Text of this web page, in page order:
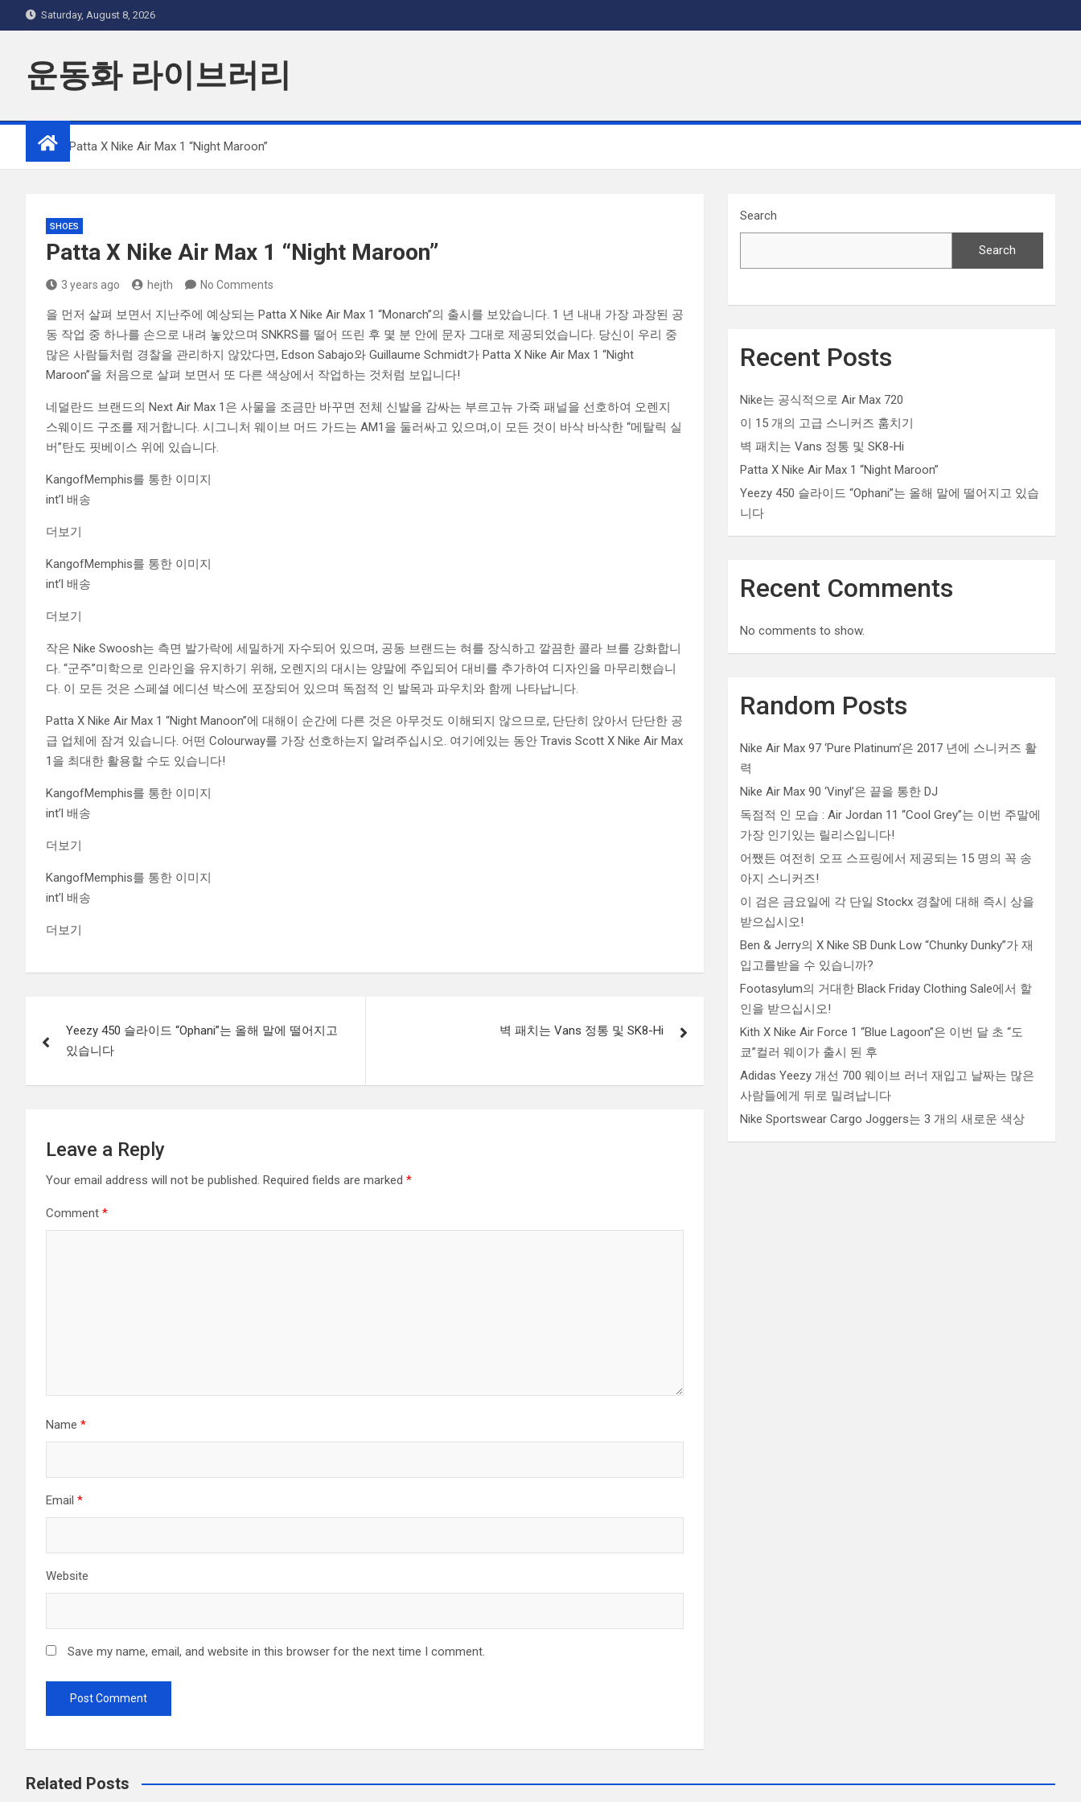
to
Saturday, August 8, 2026
운동화 라이브러리
Home Patta X Nike Air Max 1 “Night Maroon”
SHOES
Patta X Nike Air Max 1 “Night Maroon”
3 years ago hejth No Comments
을 먼저 살펴 보면서 지난주에 예상되는 Patta X Nike Air Max 1 “Monarch”의 출시를 보았습니다. 1 년 내내 가장 과장된 공
동 작업 중 하나를 손으로 내려 놓았으며 SNKRS를 떨어 뜨린 후 몇 분 안에 문자 그대로 제공되었습니다. 당신이 우리 중
많은 사람들처럼 경찰을 관리하지 않았다면, Edson Sabajo와 Guillaume Schmidt가 Patta X Nike Air Max 1 “Night
Maroon”을 처음으로 살펴 보면서 또 다른 색상에서 작업하는 것처럼 보입니다!
네덜란드 브랜드의 Next Air Max 1은 사물을 조금만 바꾸면 전체 신발을 감싸는 부르고뉴 가죽 패널을 선호하여 오렌지
스웨이드 구조를 제거합니다. 시그니처 웨이브 머드 가드는 AM1을 둘러싸고 있으며,이 모든 것이 바삭 바삭한 “메탈릭 실
버”탄도 핏베이스 위에 있습니다.
KangofMemphis를 통한 이미지
int’l 배송
더보기
KangofMemphis를 통한 이미지
int’l 배송
더보기
작은 Nike Swoosh는 측면 발가락에 세밀하게 자수되어 있으며, 공동 브랜드는 혀를 장식하고 깔끔한 콜라 브를 강화합니
다. “군주”미학으로 인라인을 유지하기 위해, 오렌지의 대시는 양말에 주입되어 대비를 추가하여 디자인을 마무리했습니
다. 이 모든 것은 스페셜 에디션 박스에 포장되어 있으며 독점적 인 발목과 파우치와 함께 나타납니다.
Patta X Nike Air Max 1 “Night Manoon”에 대해이 순간에 다른 것은 아무것도 이해되지 않으므로, 단단히 앉아서 단단한 공
급 업체에 잠겨 있습니다. 어떤 Colourway를 가장 선호하는지 알려주십시오. 여기에있는 동안 Travis Scott X Nike Air Max
1을 최대한 활용할 수도 있습니다!
KangofMemphis를 통한 이미지
int’l 배송
더보기
KangofMemphis를 통한 이미지
int’l 배송
더보기
navigation
Yeezy 450 슬라이드 “Ophani”는 올해 말에 떨어지고
있습니다
벽 패치는 Vans 정통 및 SK8-Hi
Leave a Reply
Your email address will not be published. Required fields are marked *
Comment *
Name *
Email *
Website
Save my name, email, and website in this browser for the next time I comment.
Search
Search
Recent Posts
Nike는 공식적으로 Air Max 720
이 15 개의 고급 스니커즈 훔치기
벽 패치는 Vans 정통 및 SK8-Hi
Patta X Nike Air Max 1 “Night Maroon”
Yeezy 450 슬라이드 “Ophani”는 올해 말에 떨어지고 있습
니다
Recent Comments
No comments to show.
Random Posts
Nike Air Max 97 ‘Pure Platinum’은 2017 년에 스니커즈 활
력
Nike Air Max 90 ‘Vinyl’은 끝을 통한 DJ
독점적 인 모습 : Air Jordan 11 “Cool Grey”는 이번 주말에
가장 인기있는 릴리스입니다!
어쨌든 여전히 오프 스프링에서 제공되는 15 명의 꼭 송
아지 스니커즈!
이 검은 금요일에 각 단일 Stockx 경찰에 대해 즉시 상을
받으십시오!
Ben & Jerry의 X Nike SB Dunk Low “Chunky Dunky”가 재
입고를받을 수 있습니까?
Footasylum의 거대한 Black Friday Clothing Sale에서 할
인을 받으십시오!
Kith X Nike Air Force 1 “Blue Lagoon”은 이번 달 초 “도
쿄”컬러 웨이가 출시 된 후
Adidas Yeezy 개선 700 웨이브 러너 재입고 날짜는 많은
사람들에게 뒤로 밀려납니다
Nike Sportswear Cargo Joggers는 3 개의 새로운 색상
Related Posts